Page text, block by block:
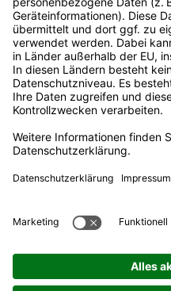
Erklärung zur Barrierefreiheit
Rechtliches
Impressum
Datenschutz
Informationspflichten
Nutzungsbedingungen
Datenaustausch
Adresse
Rathausplatz 20
Hotline
02855 9368-330